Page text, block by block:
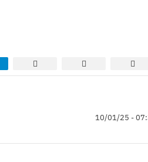
10/01/25 -